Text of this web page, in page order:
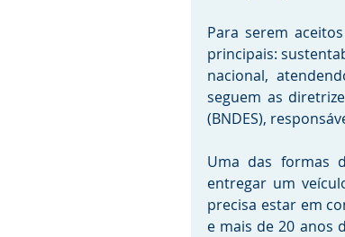
Para serem
principais:
nacional,
seguem as
(BNDES),
Uma das formas
entregar um
precisa estar em
e mais de 20 anos